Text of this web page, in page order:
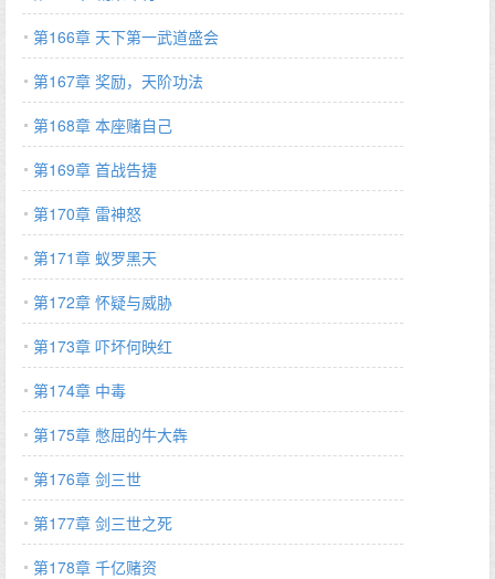
第166章 天下第一武道盛会
第167章 奖励，天阶功法
第168章 本座赌自己
第169章 首战告捷
第170章 雷神怒
第171章 蚁罗黑天
第172章 怀疑与威胁
第173章 吓坏何映红
第174章 中毒
第175章 憋屈的牛大犇
第176章 剑三世
第177章 剑三世之死
第178章 千亿赌资